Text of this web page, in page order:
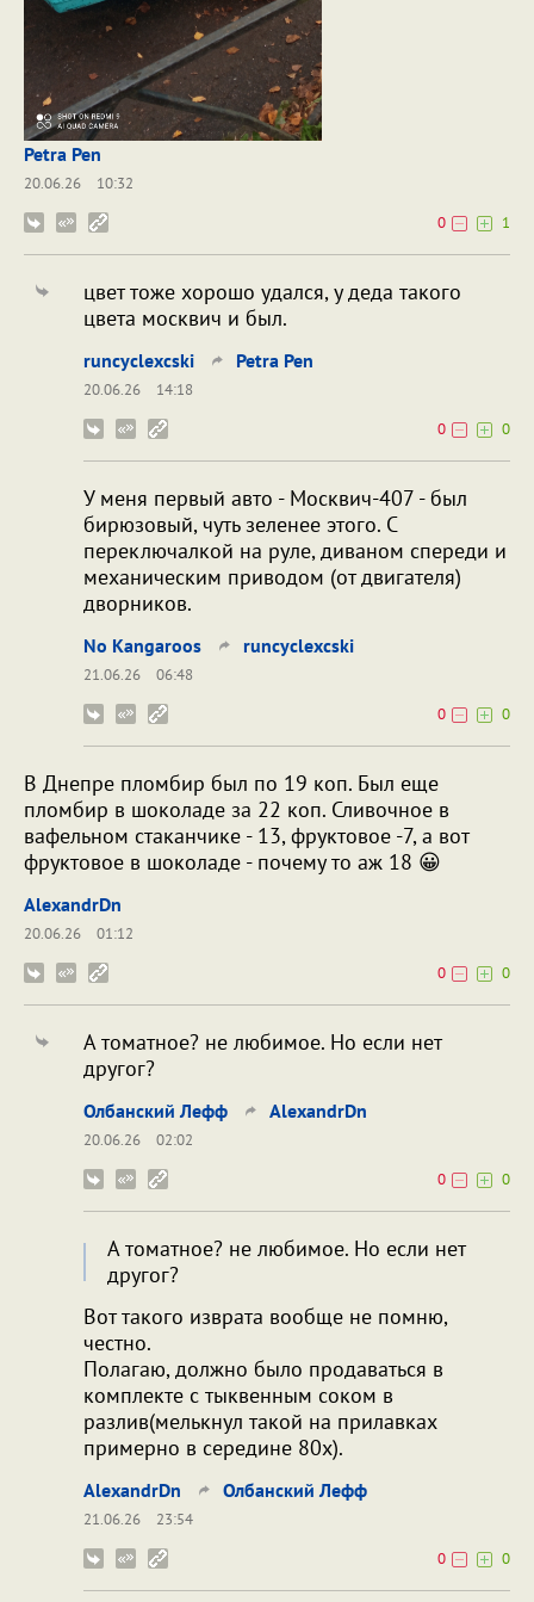
Petra Pen
20.06.26
10:32
0
1
цвет тоже хорошо удался, у деда такого
цвета москвич и был.
runcyclexcski Petra Pen
20.06.26
14:18
0
0
У меня первый авто - Москвич-407 - был
бирюзовый, чуть зеленее этого. С
переключалкой на руле, диваном спереди и
механическим приводом (от двигателя)
дворников.
No Kangaroos runcyclexcski
21.06.26
06:48
0
0
В Днепре пломбир был по 19 коп. Был еще
пломбир в шоколаде за 22 коп. Сливочное в
вафельном стаканчике - 13, фруктовое -7, а вот
фруктовое в шоколаде - почему то аж 18 😀
AlexandrDn
20.06.26
01:12
0
0
А томатное? не любимое. Но если нет
другог?
Олбанский Лефф AlexandrDn
20.06.26
02:02
0
0
А томатное? не любимое. Но если нет
другог?
Вот такого изврата вообще не помню,
честно.
Полагаю, должно было продаваться в
комплекте с тыквенным соком в
разлив(мелькнул такой на прилавках
примерно в середине 80х).
AlexandrDn Олбанский Лефф
21.06.26
23:54
0
0